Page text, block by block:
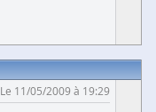
Le 11/05/2009 à 19:29